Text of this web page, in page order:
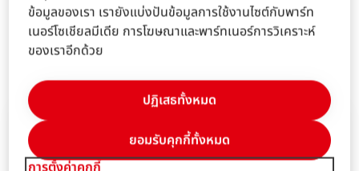
ติดต่อเรา!
เรียนรู้เพิ่มเติม
ชวาร์สคอฟ โปรเฟสชั่นแนล บน โซเชียลมีเดีย
เฟสบุค
ข้อมูลของเรา เรายังแบ่งปันข้อมูลการใช้งานไซต์กับพาร์ท
เนอร์โซเชียลมีเดีย การโฆษณาและพาร์ทเนอร์การวิเคราะห์
ของเราอีกด้วย
ปฏิเสธทั้งหมด
ยอมรับคุกกี้ทั้งหมด